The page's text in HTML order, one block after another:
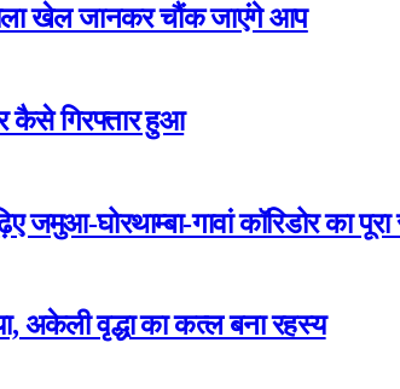
खेल जानकर चौंक जाएंगे आप
कैसे गिरफ्तार हुआ
जमुआ-घोरथाम्बा-गावां कॉरिडोर का
अकेली वृद्धा का कत्ल बना रहस्य